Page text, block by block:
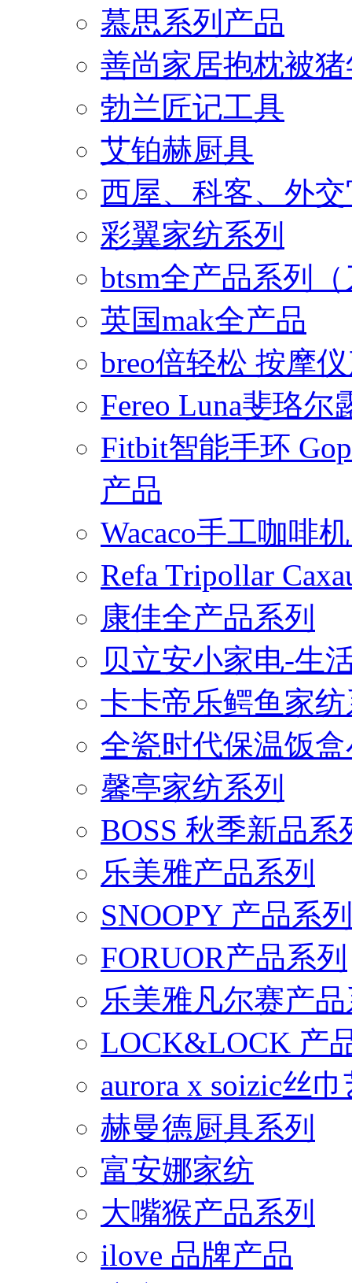
慕思系列产品
善尚家居抱枕被
勃兰匠记工具
艾铂赫厨具
西屋、科客、外
彩翼家纺系列
btsm全产品系列
英国mak全产品
breo倍轻松 按摩
Fereo Luna斐珞
Fitbit智能手环
产品
Wacaco手工咖啡
Refa Tripollar
康佳全产品系列
贝立安小家电-生
卡卡帝乐鳄鱼家
全瓷时代保温饭
馨亭家纺系列
BOSS 秋季新品系
乐美雅产品系列
SNOOPY 产品系列
FORUOR产品系列
乐美雅凡尔赛产
LOCK&LOCK 产
aurora x soizic丝
赫曼德厨具系列
富安娜家纺
大嘴猴产品系列
ilove 品牌产品